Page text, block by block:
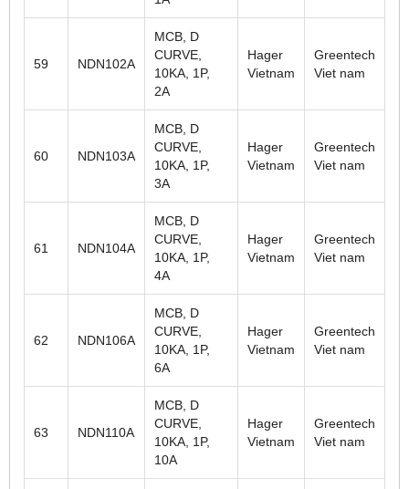
59 NDN102A
MCB, D
CURVE,
10KA, 1P,
2A
Hager
Vietnam
Greentech
Viet nam
60 NDN103A
MCB, D
CURVE,
10KA, 1P,
3A
Hager
Vietnam
Greentech
Viet nam
61 NDN104A
MCB, D
CURVE,
10KA, 1P,
4A
Hager
Vietnam
Greentech
Viet nam
62 NDN106A
MCB, D
CURVE,
10KA, 1P,
6A
Hager
Vietnam
Greentech
Viet nam
63 NDN110A
MCB, D
CURVE,
10KA, 1P,
10A
Hager
Vietnam
Greentech
Viet nam